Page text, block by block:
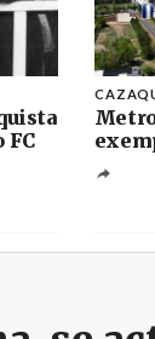
FC